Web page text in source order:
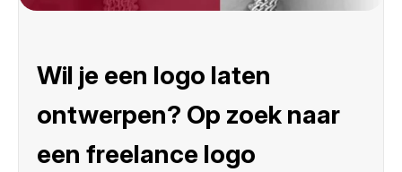
Wil je een logo laten
ontwerpen? Op zoek naar
een freelance logo